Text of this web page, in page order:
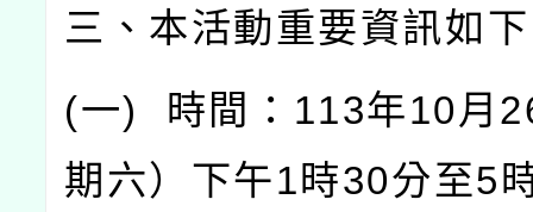
三、本活動重要資訊如
(一) 時間： 113年10月
期六）下午1時30分至5